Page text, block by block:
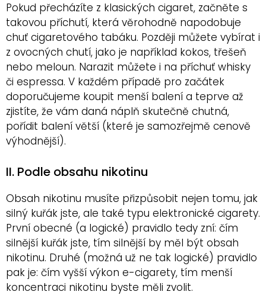
Pokud přecházíte z klasických cigaret, začněte s
takovou příchutí, která věrohodně napodobuje
chuť cigaretového tabáku. Později můžete vybírat i
z ovocných chutí, jako je například kokos, třešeň
nebo meloun. Narazit můžete i na příchuť whisky
či espressa. V každém případě pro začátek
doporučujeme koupit menší balení a teprve až
zjistíte, že vám daná náplň skutečně chutná,
pořídit balení větší (které je samozřejmě cenově
výhodnější).
II. Podle obsahu nikotinu
Obsah nikotinu musíte přizpůsobit nejen tomu, jak
silný kuřák jste, ale také typu elektronické cigarety.
První obecné (a logické) pravidlo tedy zní: čím
silnější kuřák jste, tím silnější by měl být obsah
nikotinu. Druhé (možná už ne tak logické) pravidlo
pak je: čím vyšší výkon e-cigarety, tím menší
koncentraci nikotinu byste měli zvolit.